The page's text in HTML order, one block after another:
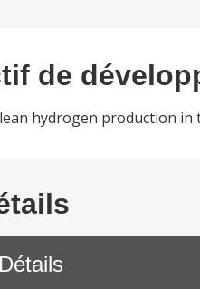
de
hydrogen production in